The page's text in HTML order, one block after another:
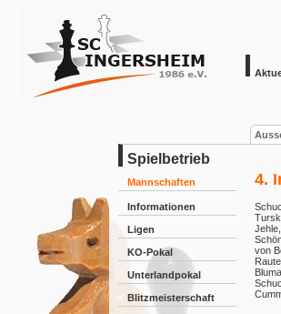
Spielbetrieb
Mannschaften
Informationen
Ligen
KO-Pokal
Unterlandpokal
Blitzmeisterschaft
4.
von